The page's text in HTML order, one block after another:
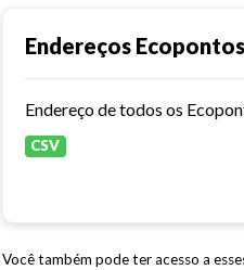
Endereços Ecopontos
Endereço de todos os
CSV
Você também pode ter acesso a